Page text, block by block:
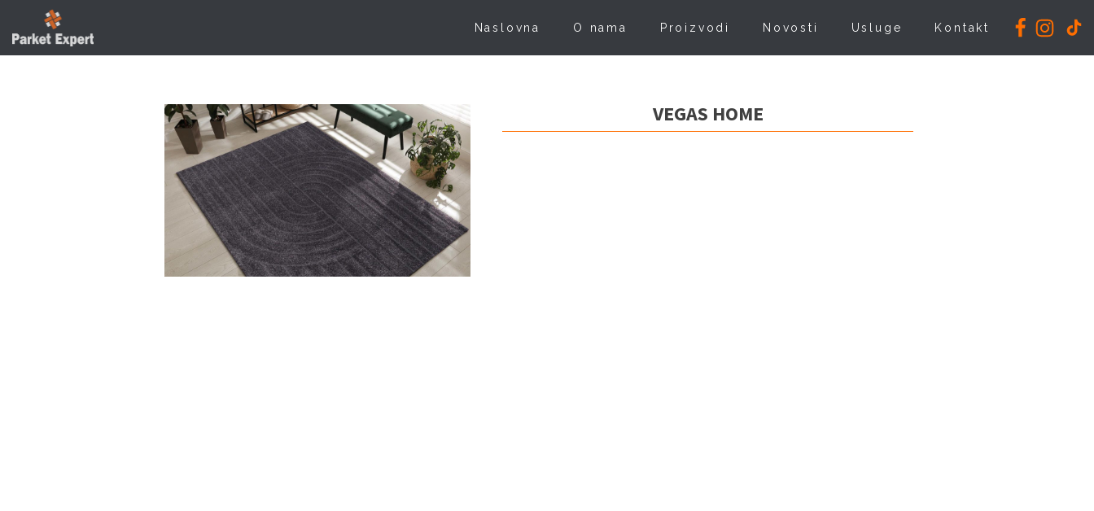
Naslovna O nama Proizvodi Novosti Usluge Kontakt
VEGAS HOME